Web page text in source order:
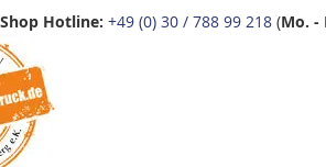
Shop Hotline: +49 (0) 30 / 788 99 218 (Mo. -